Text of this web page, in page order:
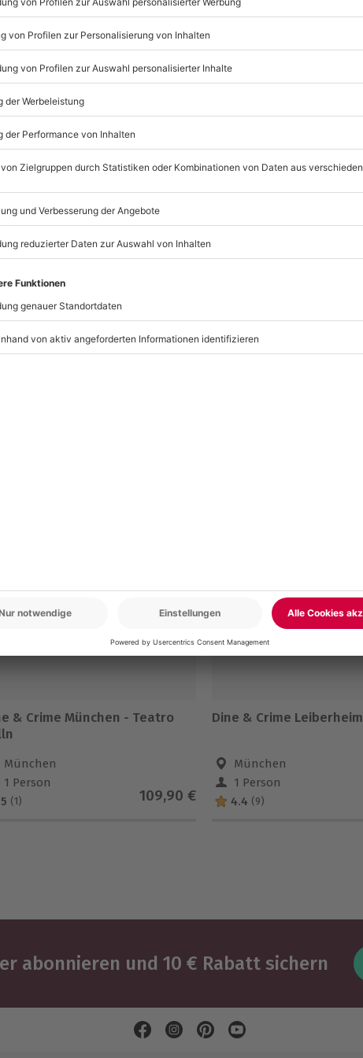
vegetarisch, vegan) auf Anfrage
mydaysGmbH
Mühldorfstraße 8
außer an bundesweiten
& Crime München - Teatro
München
1 Person
5 (1) 109,90 €
Dine & Crime Leiberheim
München
1 Person
4.4 (9)
abonnieren und 10 € Rabatt sichern